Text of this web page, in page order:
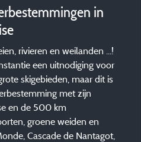
in
rivieren en weilanden ...!
een uitnodiging voor
skigebieden, maar dit is
met zijn
en de 500 km
groene weiden en
Cascade de Nantagot,